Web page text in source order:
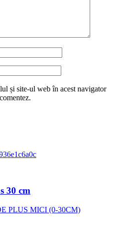
și site-ul web în acest navigator
30 cm
PLUS MICI (0-30CM)